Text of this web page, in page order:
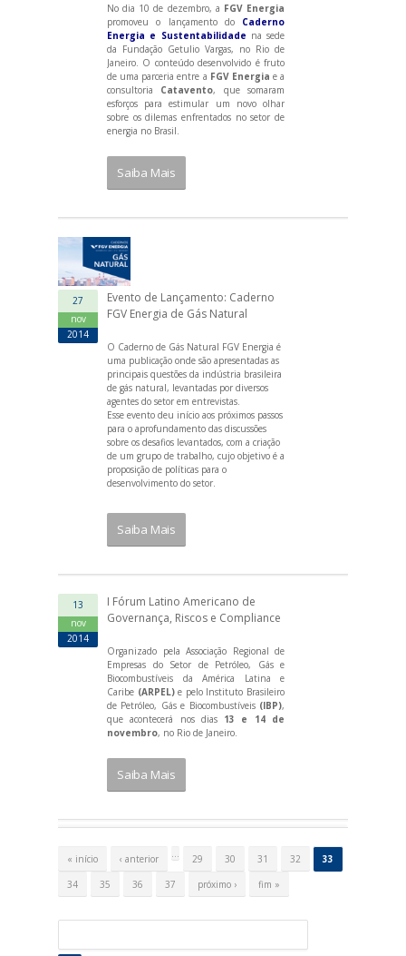
No dia 10 de dezembro, a FGV Energia
promoveu o lançamento do Caderno
Energia e Sustentabilidade na sede
da Fundação Getulio Vargas, no Rio de
Janeiro. O conteúdo desenvolvido é fruto
de uma parceria entre a FGV Energia e a
consultoria Catavento, que somaram
esforços para estimular um novo olhar
sobre os dilemas enfrentados no setor de
energia no Brasil.
Saiba Mais
27
nov
2014
Evento de Lançamento: Caderno
FGV Energia de Gás Natural
O Caderno de Gás Natural FGV Energia é
uma publicação onde são apresentadas as
principais questões da indústria brasileira
de gás natural, levantadas por diversos
agentes do setor em entrevistas.
Esse evento deu início aos próximos passos
para o aprofundamento das discussões
sobre os desafios levantados, com a criação
de um grupo de trabalho, cujo objetivo é a
proposição de políticas para o
desenvolvimento do setor.
Saiba Mais
13
nov
2014
I Fórum Latino Americano de
Governança, Riscos e Compliance
Organizado pela Associação Regional de
Empresas do Setor de Petróleo, Gás e
Biocombustíveis da América Latina e
Caribe (ARPEL)e pelo Instituto Brasileiro
de Petróleo, Gás e Biocombustíveis (IBP),
que acontecerá nos dias 13 e 14 de
novembro, no Rio de Janeiro.
Saiba Mais
s
« início ‹ anterior 29 30 31 32
33
34
35 36 37 próximo › fim »